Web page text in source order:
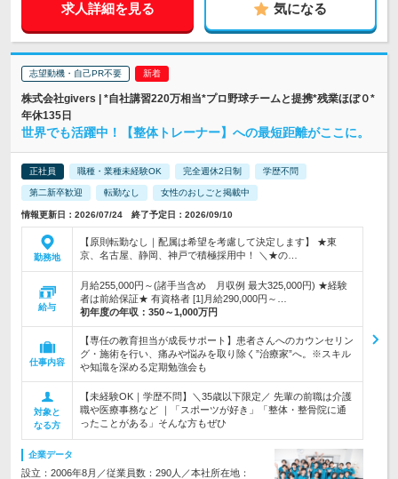
求人詳細を見る 気になる
志望動機・自己PR不要
株式会社givers | *自社講習220万相当*プロ野球チームと提携*残業ほぼ０*
年休135日
世界でも活躍中！【整体トレーナー】への最短距離がここに。
正社員 職種・業種未経験OK 完全週休2日制 学歴不問
第二新卒歓迎 転勤なし 女性のおしごと掲載中
情報更新日：2026/07/24 終了予定日：2026/09/10
勤務地
【原則転勤なし｜配属は希望を考慮して決定します】 ★東
京、名古屋、静岡、神戸で積極採用中！ ＼★の…
給与
月給255,000円～(諸手当含め 月収例 最大325,000円) ★経験
者は前給保証★ 有資格者 [1]月給290,000円～…
初年度の年収： 350～1,000万円
仕事内容
【専任の教育担当が成長サポート】患者さんへのカウンセリン
グ・施術を行い、痛みや悩みを取り除く”治療家”へ。※スキル
や知識を深める定期勉強会も
対象と
なる方
【未経験OK｜学歴不問】＼35歳以下限定／ 先輩の前職は介護
職や医療事務など ｜「スポーツが好き」「整体・整骨院に通
ったことがある」そんな方もぜひ
企業データ
設立：2006年8月／従業員数：290人／本社所在地：